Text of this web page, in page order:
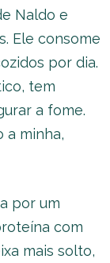
Naldo e
Ele consome
por dia.
tem
a fome.
a minha,
por um
com
mais solto,